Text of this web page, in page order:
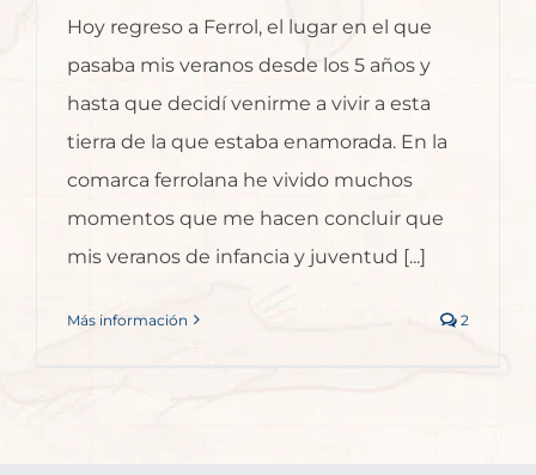
Hoy regreso a Ferrol, el lugar en el que
pasaba mis veranos desde los 5 años y
hasta que decidí venirme a vivir a esta
tierra de la que estaba enamorada. En la
comarca ferrolana he vivido muchos
momentos que me hacen concluir que
mis veranos de infancia y juventud [...]
Más información 2